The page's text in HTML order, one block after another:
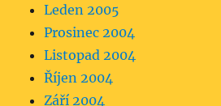
Leden 2005
Prosinec 2004
Listopad 2004
Říjen 2004
Září 2004